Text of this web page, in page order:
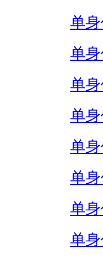
单
单
单
单
单
单
单
单